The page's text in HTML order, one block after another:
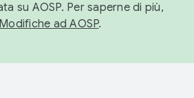
su AOSP. Per saperne di più,
Modifiche ad AOSP.